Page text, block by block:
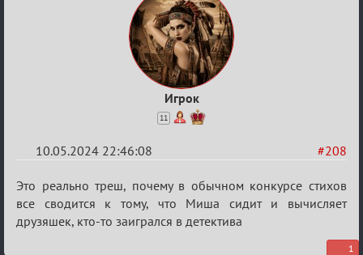
Игрок
11
#208
10.05.2024 22:46:08
Re:
Мафский
Стихоплёт
Это реально треш, почему в обычном конкурсе стихов
все сводится к тому, что Миша сидит и вычисляет
друзяшек, кто-то заигрался в детектива
1